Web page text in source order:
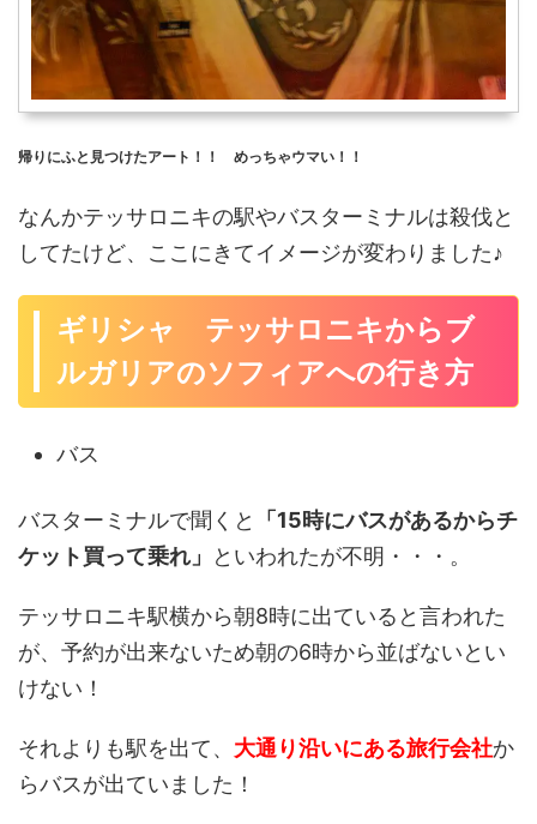
帰りにふと見つけたアート！！ めっちゃウマい！！
なんかテッサロニキの駅やバスターミナルは殺伐と
してたけど、ここにきてイメージが変わりました♪
ギリシャ テッサロニキからブ
ルガリアのソフィアへの行き方
バス
バスターミナルで聞くと
「15時にバスがあるからチ
ケット買って乗れ」
といわれたが不明・・・。
テッサロニキ駅横から朝8時に出ていると言われた
が、予約が出来ないため朝の6時から並ばないとい
けない！
それよりも駅を出て、 大通り沿いにある旅行会社か
らバスが出ていました！